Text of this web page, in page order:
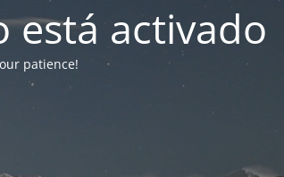
activado
patience!